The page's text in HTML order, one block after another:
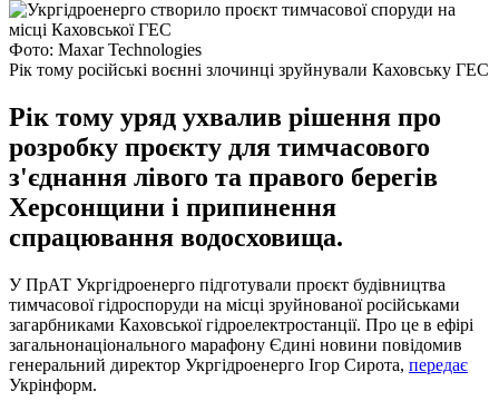
Фото: Maxar Technologies
Рік тому російські воєнні злочинці зруйнували Каховську ГЕС
Рік тому уряд ухвалив рішення про
розробку проєкту для тимчасового
з'єднання лівого та правого берегів
Херсонщини і припинення
спрацювання водосховища.
У ПрАТ Укргідроенерго підготували проєкт будівництва
тимчасової гідроспоруди на місці зруйнованої російськами
загарбниками Каховської гідроелектростанції. Про це в ефірі
загальнонаціонального марафону Єдині новини повідомив
генеральний директор Укргідроенерго Ігор Сирота, передає
Укрінформ.